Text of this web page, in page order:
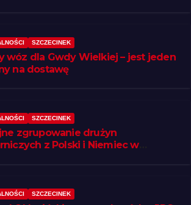
SZCZECINEK
wóz dla Gwdy Wielkiej – jest jeden
na dostawę
SZCZECINEK
zgrupowanie drużyn
z Polski i Niemiec w
SZCZECINEK